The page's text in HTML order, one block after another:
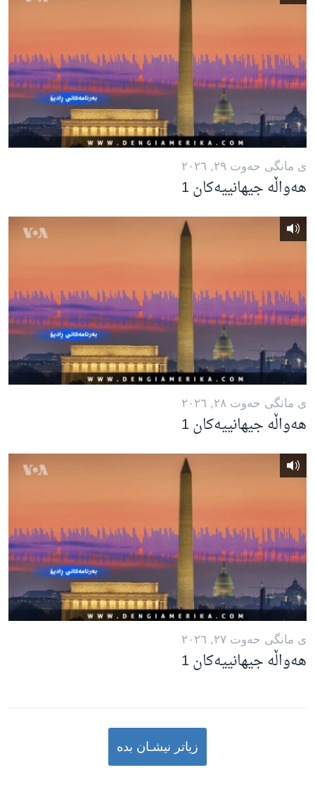
ی مانگی حه‌وت ٢٩, ٢٠٢٦
هەواڵە جیهانییەکان 1
ی مانگی حه‌وت ٢٨, ٢٠٢٦
هەواڵە جیهانییەکان 1
ی مانگی حه‌وت ٢٧, ٢٠٢٦
هەواڵە جیهانییەکان 1
زیاتر نیشـان بده‌